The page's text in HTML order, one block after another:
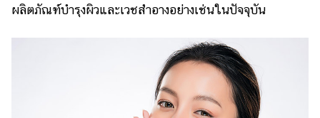
ผลิตภัณฑ์บำรุงผิวและเวชสำอางอย่างเช่นในปัจจุบัน